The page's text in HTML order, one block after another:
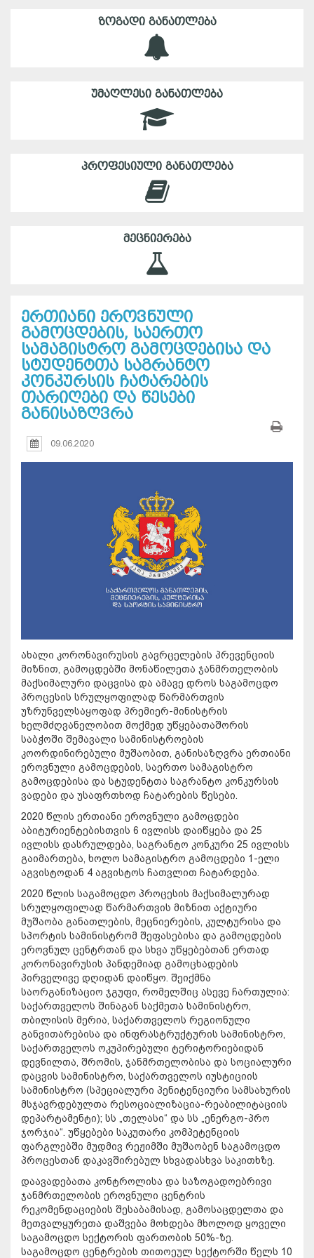
ᲖᲝᲒᲐᲓᲘ ᲒᲐᲜᲐᲗᲚᲔᲑᲐ
ᲣᲛᲐᲦᲚᲔᲡᲘ ᲒᲐᲜᲐᲗᲚᲔᲑᲐ
ᲞᲠᲝᲤᲔᲡᲘᲣᲚᲘ ᲒᲐᲜᲐᲗᲚᲔᲑᲐ
ᲛᲔᲪᲜᲘᲔᲠᲔᲑᲐ
ერთიანი ეროვნული
გამოცდების, საერთო
სამაგისტრო გამოცდებისა და
სტუდენტთა საგრანტო
კონკურსის ჩატარების
თარიღები და წესები
განისაზღვრა
09.06.2020
ახალი კორონავირუსის გავრცელების პრევენციის
მიზნით, გამოცდებში მონაწილეთა ჯანმრთელობის
მაქსიმალური დაცვისა და ამავე დროს საგამოცდო
პროცესის სრულყოფილად წარმართვის
უზრუნველსაყოფად პრემიერ-მინისტრის
ხელმძღვანელობით მოქმედ უწყებათაშორის
საბჭოში შემავალი სამინისტროების
კოორდინირებული მუშაობით, განისაზღვრა ერთიანი
ეროვნული გამოცდების, საერთო სამაგისტრო
გამოცდებისა და სტუდენტთა საგრანტო კონკურსის
ვადები და უსაფრთხოდ ჩატარების წესები.
2020 წლის ერთიანი ეროვნული გამოცდები
აბიტურიენტებისთვის 6 ივლისს დაიწყება და 25
ივლისს დასრულდება, საგრანტო კონკური 25 ივლისს
გაიმართება, ხოლო სამაგისტრო გამოცდები 1-ელი
აგვისტოდან 4 აგვისტოს ჩათვლით ჩატარდება.
2020 წლის საგამოცდო პროცესის მაქსიმალურად
სრულყოფილად წარმართვის მიზნით აქტიური
მუშაობა განათლების, მეცნიერების, კულტურისა და
სპორტის სამინისტრომ შეფასებისა და გამოცდების
ეროვნულ ცენტრთან და სხვა უწყებებთან ერთად
კორონავირუსის პანდემიად გამოცხადების
პირველივე დღიდან დაიწყო. შეიქმნა
საორგანიზაციო ჯგუფი, რომელშიც ასევე ჩართულია:
საქართველოს შინაგან საქმეთა სამინისტრო,
თბილისის მერია, საქართველოს რეგიონული
განვითარებისა და ინფრასტრუქტურის სამინისტრო,
საქართველოს ოკუპირებული ტერიტორიებიდან
დევნილთა, შრომის, ჯანმრთელობისა და სოციალური
დაცვის სამინისტრო, საქართველოს იუსტიციის
სამინისტრო (სპეციალური პენიტენციური სამსახურის
მსჯავრდებულთა რესოციალიზაცია-რეაბილიტაციის
დეპარტამენტი); სს „თელასი“ და სს „ენერგო-პრო
ჯორჯია“. უწყებები საკუთარი კომპეტენციის
ფარგლებში მუდმივ რეჟიმში მუშაობენ საგამოცდო
პროცესთან დაკავშირებულ სხვადასხვა საკითხზე.
დაავადებათა კონტროლისა და საზოგადოებრივი
ჯანმრთელობის ეროვნული ცენტრის
რეკომენდაციების შესაბამისად, გამოსაცდელთა და
მეთვალყურეთა დაშვება მოხდება მხოლოდ ყოველი
საგამოცდო სექტორის ფართობის 50%-ზე.
საგამოცდო ცენტრების თითოეულ სექტორში წელს 10